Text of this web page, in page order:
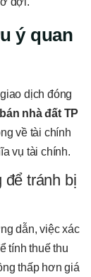
ý quan
dịch đóng
nhà đất TP
về tài chính
vụ tài chính.
để tránh bị
dẫn, việc xác
tính thuế thu
thấp hơn giá